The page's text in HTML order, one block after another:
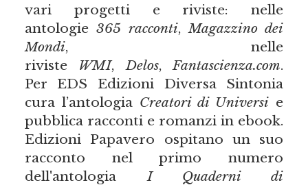
vari progetti e riviste: nelle
antologie365 racconti, Magazzino dei
Mondi, nelle
riviste WMI, Delos, Fantascienza.com.
Per EDS Edizioni Diversa Sintonia
cura l’antologia Creatori di Universi e
pubblica racconti e romanzi in ebook.
Edizioni Papavero ospitano un suo
racconto nel primo numero
dell'antologia I Quaderni di